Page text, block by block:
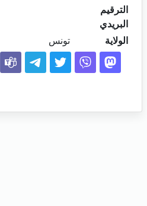
الترقيم
البريدي
الولاية
تونس